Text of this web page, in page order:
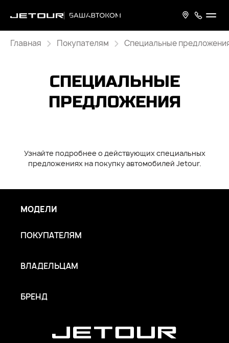
Главная Покупателям Специальные
СПЕЦИАЛЬНЫЕ
ПРЕДЛОЖЕНИЯ
Узнайте подробнее о действующих специальных
предложениях на покупку автомобилей Jetour.
МОДЕЛИ
ПОКУПАТЕЛЯМ
ВЛАДЕЛЬЦАМ
БРЕНД